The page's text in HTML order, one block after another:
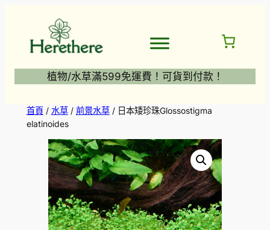
植物/水草滿599免運費！可貨到付款！
首頁/ 水草/ 前景水草/ 日本矮珍珠Glossostigma
elatinoides